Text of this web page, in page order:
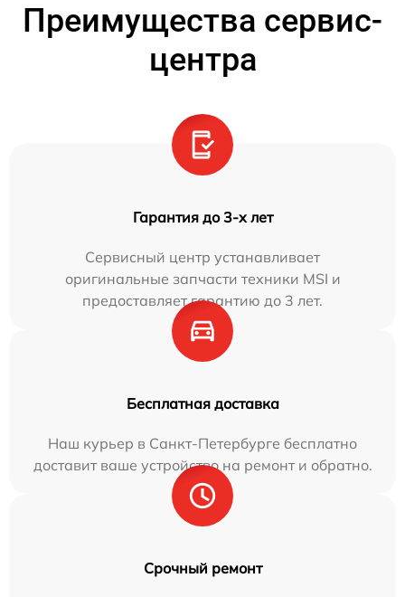
Преимущества сервис-
центра
Гарантия до 3-х лет
Сервисный центр устанавливает
оригинальные запчасти техники MSI и
предоставляет гарантию до 3 лет.
Бесплатная доставка
Наш курьер в Санкт-Петербурге бесплатно
доставит ваше устройство на ремонт и обратно.
Срочный ремонт